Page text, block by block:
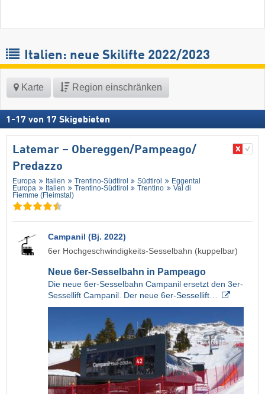
Italien: neue Skilifte 2022/2023
Karte Region einschränken
1 -17 von 17 Skigebieten
Latemar – Obereggen/​Pampeago/​
Predazzo
Europa Italien Trentino-Südtirol Südtirol
Eggental
Europa
Italien Trentino-Südtirol Trentino
Val di
Fiemme (Fleimstal)
Campanil (Bj. 2022)
6er Hochgeschwindigkeits-Sesselbahn (kuppelbar)
Neue 6er-Sesselbahn in Pampeago
Die neue 6er-Sesselbahn Campanil ersetzt den 3er-
Sessellift Campanil. Der neue 6er-Sessellift…